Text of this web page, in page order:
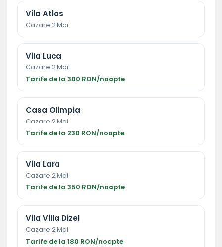
Vila Atlas
Cazare 2 Mai
Vila Luca
Cazare 2 Mai
Tarife de la 300 RON/noapte
Casa Olimpia
Cazare 2 Mai
Tarife de la 230 RON/noapte
Vila Lara
Cazare 2 Mai
Tarife de la 350 RON/noapte
Vila Villa Dizel
Cazare 2 Mai
Tarife de la 180 RON/noapte